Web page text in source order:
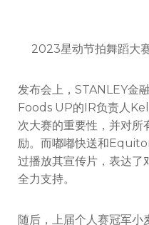
2023星动节拍舞蹈大
发布会上，STANLEY金
Foods UP的IR负责人
次大赛的重要性，并对所
励。而嘟嘟快送和
过播放其宣传片，表达了
全力支持。
随后，上届个人赛冠军小